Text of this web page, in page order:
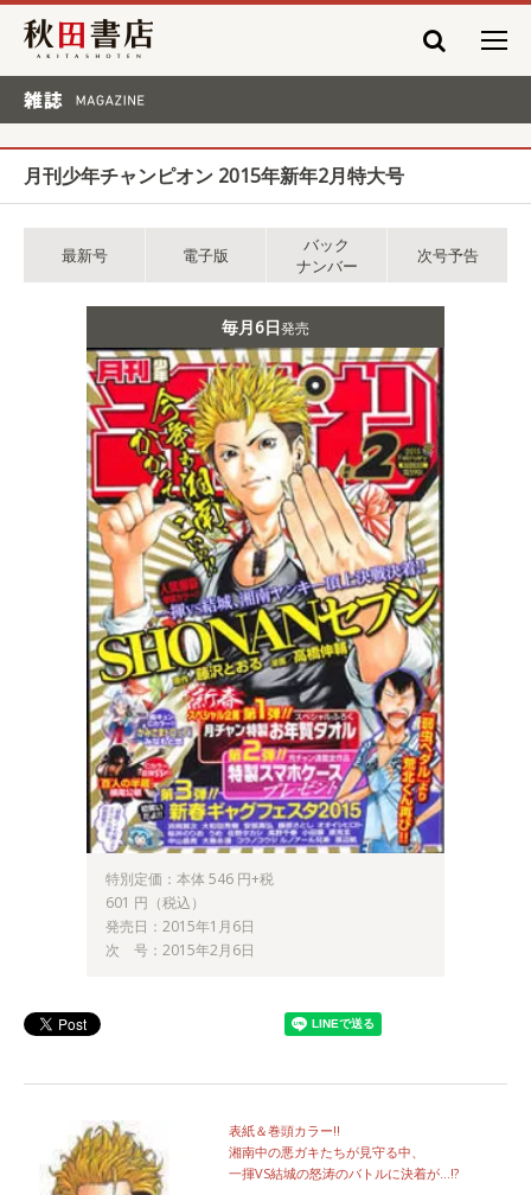
秋田書店
月刊少年チャンピオン 2015年新年2月特大号
最新号 電子版
バック
ナンバー
次号予告
毎月6日発売
特別定価：本体 546 円+税
601 円（税込）
発売日：2015年1月6日
次 号：2015年2月6日
表紙＆巻頭カラー!!
湘南中の悪ガキたちが見守る中、
一揮VS結城の怒涛のバトルに決着が…!?